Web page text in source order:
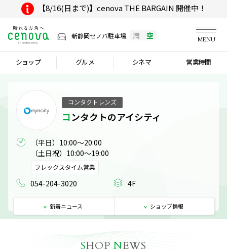
【8/16(日まで)】cenova THE BARGAIN 開催中！
新静岡セノバ駐車場 満 空 MENU
ショップ グルメ シネマ 営業時間
コンタクトレンズ
コンタクトのアイシティ
（平日）10:00～20:00
（土日祝）10:00～19:00
フレックスタイム営業
054-204-3020 4F
新着ニュース ショップ情報
SHOP NEWS